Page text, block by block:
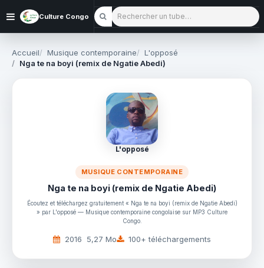
Culture Congo Rechercher un tube
Accueil Musique contemporaine
L'opposé
Nga te na boyi (remix de Ngatie Abedi)
L'opposé
MUSIQUE CONTEMPORAINE
Nga te na boyi (remix de Ngatie Abedi)
Écoutez et téléchargez gratuitement « Nga te na boyi (remix de Ngatie Abedi)
» par L'opposé — Musique contemporaine congolaise sur MP3 Culture
Congo.
2016 5,27 Mo 100+ téléchargements